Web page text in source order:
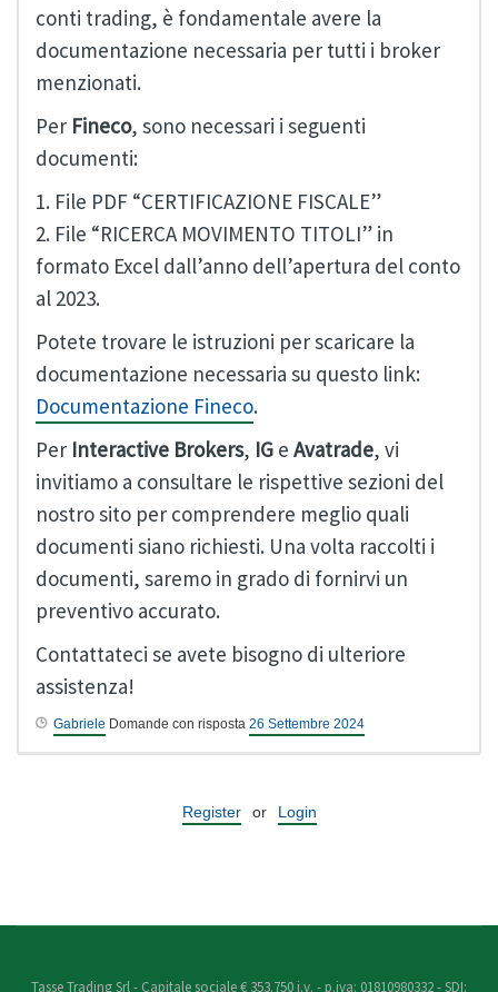
conti trading, è fondamentale avere la
documentazione necessaria per tutti i broker
menzionati.
Per Fineco, sono necessari i seguenti
documenti:
1. File PDF “CERTIFICAZIONE FISCALE”
2. File “RICERCA MOVIMENTO TITOLI” in
formato Excel dall’anno dell’apertura del conto
al 2023.
Potete trovare le istruzioni per scaricare la
documentazione necessaria su questo link:
Documentazione Fineco.
Per Interactive Brokers, IG e Avatrade, vi
invitiamo a consultare le rispettive sezioni del
nostro sito per comprendere meglio quali
documenti siano richiesti. Una volta raccolti i
documenti, saremo in grado di fornirvi un
preventivo accurato.
Contattateci se avete bisogno di ulteriore
assistenza!
Gabriele Domande con risposta 26 Settembre 2024
Register or Login
Tasse Trading Srl - Capitale sociale € 353.750 i.v. - p.iva: 01810980332 - SDI: